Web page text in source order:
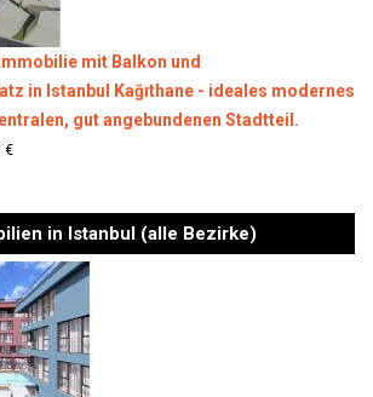
mit Balkon und
in Istanbul Kağıthane - ideales modernes
gut angebundenen Stadtteil.
€
in Istanbul (alle Bezirke)